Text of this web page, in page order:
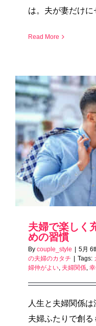
は。夫が妻だけ
Read More
夫婦で楽しく
めの習慣
By couple_style | 5月
の夫婦のカタチ | Tags:
婦仲がよい 夫婦関係
人生と夫婦関係
夫婦ふたりで創る